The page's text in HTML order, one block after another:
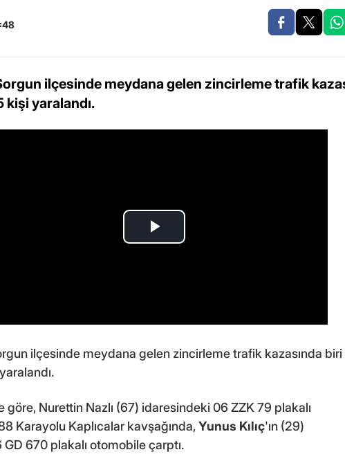
ilçesinde meydana gelen zincirleme trafik
kişi yaralandı.
ilçesinde meydana gelen zincirleme trafik kazasında biri
göre, Nurettin Nazlı (67) idaresindeki 06 ZZK 79 plakalı
Karayolu Kaplıcalar kavşağında,Yunus Kılıç'ın (29)
GD 670 plakalı otomobile çarptı.